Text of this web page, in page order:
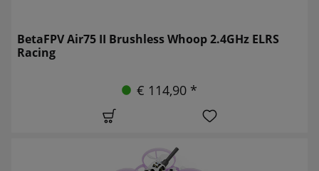
BetaFPV Air75 II Brushless Whoop 2.4GHz ELRS
Racing
€ 114,90 *